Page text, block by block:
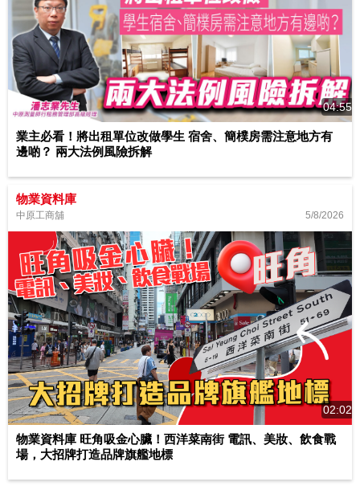
04:55
業主必看！將出租單位改做學生 宿舍、簡樸房需注意地方有
邊啲？ 兩大法例風險拆解
物業資料庫
中原工商舖 5/8/2026
02:02
物業資料庫 旺角吸金心臟！西洋菜南街 電訊、美妝、飲食戰
場，大招牌打造品牌旗艦地標